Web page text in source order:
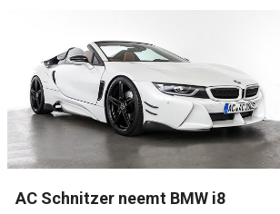
AC Schnitzer neemt BMW i8